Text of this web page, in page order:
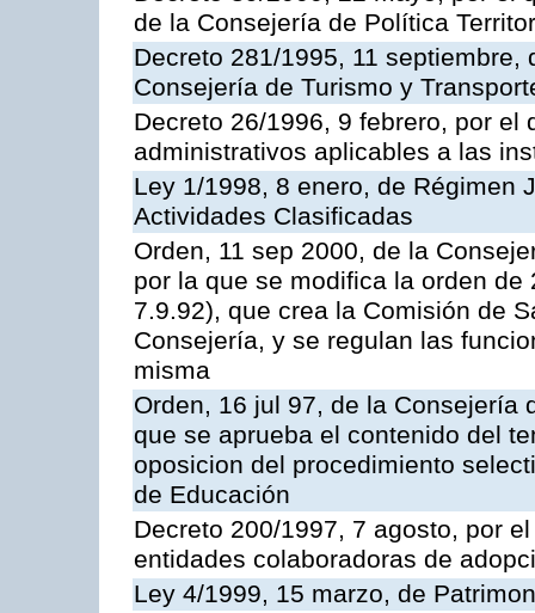
de la Consejería de Política
Decreto 281/1995, 11
Consejería de Turismo y
Decreto 26/1996, 9 febrero, por
administrativos aplicables a las
Ley 1/1998, 8 enero, de Régimen
Actividades Clasificadas
Orden, 11 sep 2000, de la
por la que se modifica la orden
7.9.92), que crea la Comisión de
Consejería, y se regulan las
misma
Orden, 16 jul 97, de la Consejería
que se aprueba el contenido del
oposicion del procedimiento
de Educación
Decreto 200/1997, 7 agosto, por
entidades colaboradoras de
Ley 4/1999, 15 marzo, de